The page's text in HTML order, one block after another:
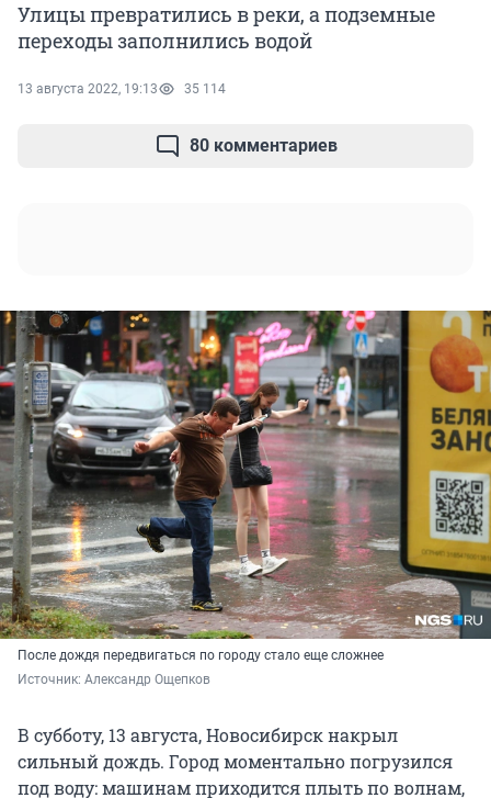
Улицы превратились в реки, а подземные
переходы заполнились водой
13 августа 2022, 19:13 35 114
80 комментариев
После дождя передвигаться по городу стало еще сложнее
Источник: Александр Ощепков
В субботу, 13 августа, Новосибирск накрыл
сильный дождь. Город моментально погрузился
под воду: машинам приходится плыть по волнам,